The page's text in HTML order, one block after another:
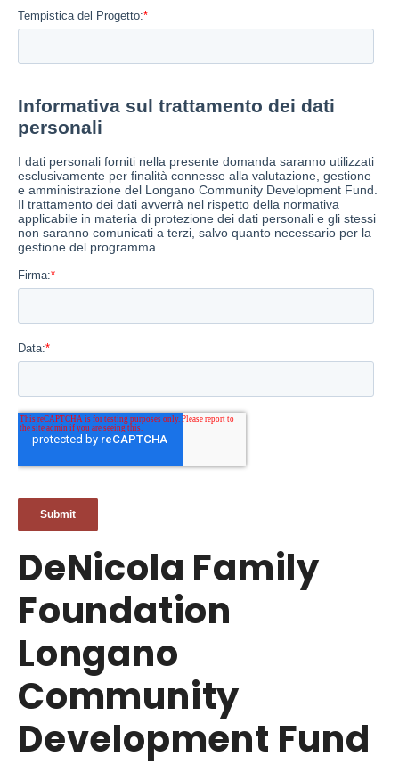
DeNicola Family
Foundation
Longano
Community
Development Fund